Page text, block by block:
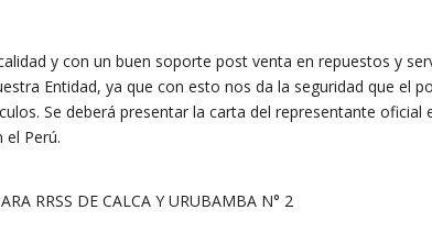
y con un buen soporte post venta en repuestos y
Entidad, ya que con esto nos da la seguridad que el
Se deberá presentar la carta del representante oficial
Perú.
RRSS DE CALCA Y URUBAMBA N° 2